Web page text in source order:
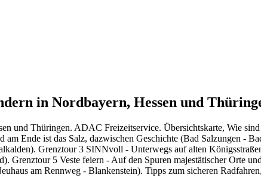
in Nordbayern, Hessen und
und Thüringen. ADAC Freizeitservice. Übersichtskarte, Wie
Ende ist das Salz, dazwischen Geschichte (Bad Salzungen -
Grenztour 3 SINNvoll - Unterwegs auf alten
Grenztour 5 Veste feiern - Auf den Spuren majestätischer Orte
am Rennweg - Blankenstein). Tipps zum sicheren